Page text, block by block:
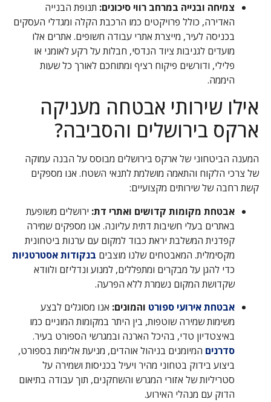
צמיחה ובנייה במרחב רווי סיכונים: תנופת הבנייה
האדירה, כולל פרויקטים כמו הרכבת הקלה ומגדלי העסקים
בכניסה לעיר, מייצרת אתרי עבודה חשופים. אתרים אלו
מועדים לגניבות ציוד הנדסי, חבלות על רקע לאומני או
פלילי, ודורשים פיקוח רציף ומתוחכם לאורך כל שעות
היממה.
אילו שירותי אבטחה מעניקה
ארקס בירושלים והסביבה?
המענה הביטחוני של ארקס בירושלים מבוסס על הבנה עמוקה
של צרכי הלקוח והתאמה מושלמת לתנאי השטח. אנו מספקים
קשת רחבה של שירותים מקצועיים:
אבטחת מקומות קדושים ואתרי דת: ירושלים משופעת
באתרים בעלי חשיבות דתית עליונה. אנו מספקים שמירה
קפדנית המשלבת יראת כבוד למקום עם ערנות ביטחונית
מקסימלית. המאבטחים שלנו מוצבים בנקודות אסטרטגיות
כדי להגן על מבקרים ומתפללים, למנוע ונדליזם ולוודא
שקדושת המקום נשמרת ללא הפרעה.
אבטחת אירועי ספורט והמונים: אנו מסוגלים לבצע
משימות שמירה שוטפות, בין היתר במקומות המוניים כמו
באיצטדיון טדי, בהיכל הארנה ובמגרשי הספורט בעיר.
סדרנים המיומנים בניהול אוהדים, מניעת אלימות בספורט,
ביצוע בידוק בטחוני מהיר ויעיל בכניסות ושמירה על
סטריליות של אזורי המגרש והשחקנים, תוך עבודה בתיאום
הדוק עם מנהלי האירוע.